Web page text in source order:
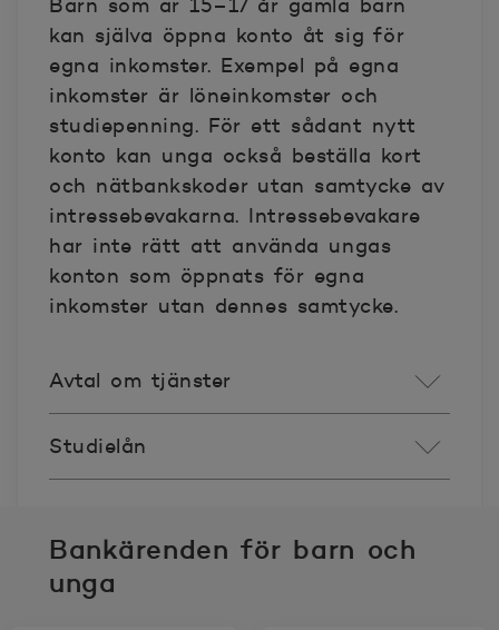
Barn som är 15–17 år gamla barn
kan själva öppna konto åt sig för
egna inkomster. Exempel på egna
inkomster är löneinkomster och
studiepenning. För ett sådant nytt
konto kan unga också beställa kort
och nätbankskoder utan samtycke av
intressebevakarna. Intressebevakare
har inte rätt att använda ungas
konton som öppnats för egna
inkomster utan dennes samtycke.
Avtal om tjänster
Studielån
Bankärenden för barn och
unga